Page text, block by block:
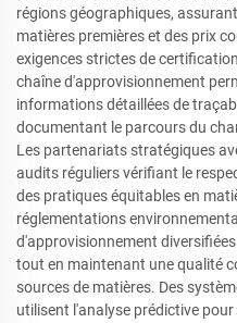
régions géographiques,
matières premières et des prix
exigences strictes de
chaîne d'approvisionnement
informations détaillées de
documentant le parcours du
Les partenariats stratégiques
audits réguliers vérifiant le
des pratiques équitables en
réglementations
d'approvisionnement
tout en maintenant une qualité
sources de matières. Des
utilisent l'analyse prédictive